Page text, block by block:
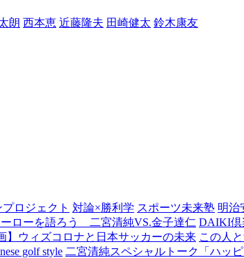
朗 西本恵 近藤隆夫 田崎健太 鈴木康友
ロジェクト 対論×勝利学 スポーツ未来塾 明治
ーローを語ろう 二宮清純VS.金子達仁 DAIKI倶
】ウィズコロナと日本サッカーの未来 この人
golf style 二宮清純スペシャルトーク「ハッ